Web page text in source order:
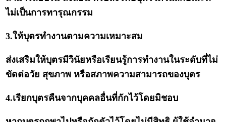
ไม่เป็นการทารุณกรรม
3.ให้บุตรทำงานตามความเหมาะสม
ส่งเสริมให้บุตรมีวินัยหรือเรียนรู้การทำงานในระดับที่ไม่
ขัดต่อวัย สุขภาพ หรือสภาพความสามารถของบุตร
4.เรียกบุตรคืนจากบุคคลอื่นที่กักไว้โดยมิชอบ